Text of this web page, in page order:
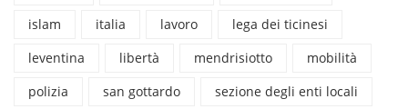
islam
italia lavoro
lega dei ticinesi
leventina
libertà mendrisiotto
mobilità
polizia
san gottardo
sezione degli enti locali